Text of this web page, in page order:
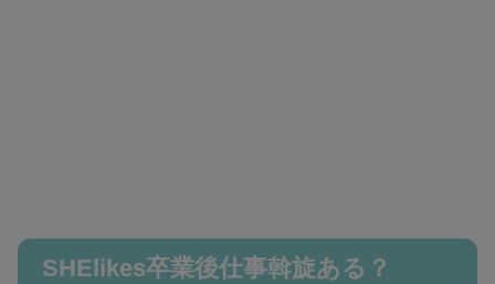
SHElikes卒業後仕事斡旋ある？